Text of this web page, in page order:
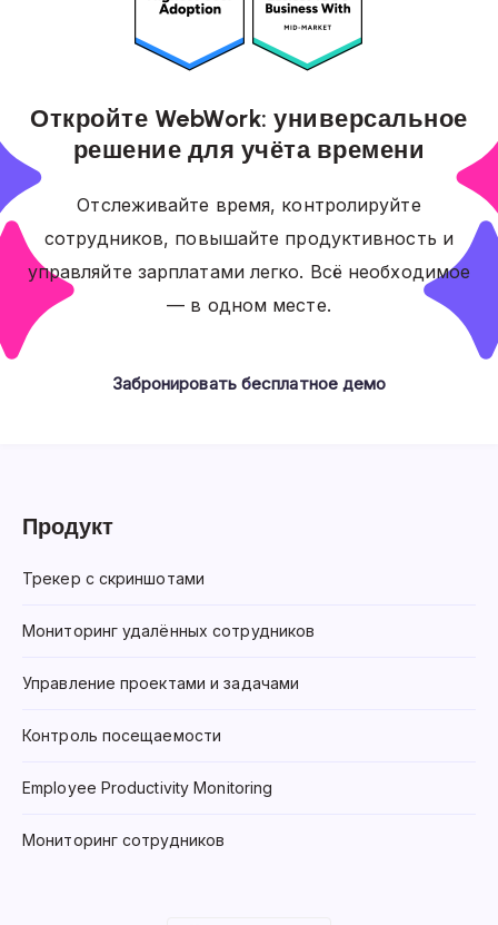
Откройте WebWork: универсальное
решение для учёта времени
Отслеживайте время, контролируйте
сотрудников, повышайте продуктивность и
управляйте зарплатами легко. Всё необходимое
— в одном месте.
Забронировать бесплатное демо
Продукт
Трекер с скриншотами
Мониторинг удалённых сотрудников
Управление проектами и задачами
Контроль посещаемости
Employee Productivity Monitoring
Мониторинг сотрудников